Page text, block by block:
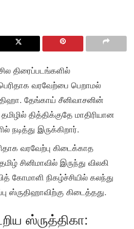
திரைப்படங்களில்
பெரிதாக வரவேற்பை பெறாமல்
தேங்காய் சீனிவாசனின்
தித்திக்குதே மாதிரியான
நடித்து இருக்கிறார்.
வரவேற்பு கிடைக்காத
சினிமாவில் இருந்து விலகி
கோமாளி நிகழ்ச்சியில் கலந்து
கிடைத்தது.
ஸ்ருத்திகா: